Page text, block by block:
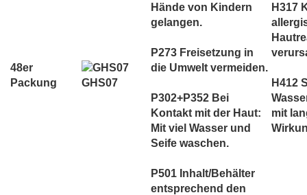
48er
Packung
GHS07
Hände von Kindern
gelangen.
P273 Freisetzung in
die Umwelt vermeiden.
P302+P352 Bei
Kontakt mit der Haut:
Mit viel Wasser und
Seife waschen.
P501 Inhalt/Behälter
entsprechend den
H317
H412
mit